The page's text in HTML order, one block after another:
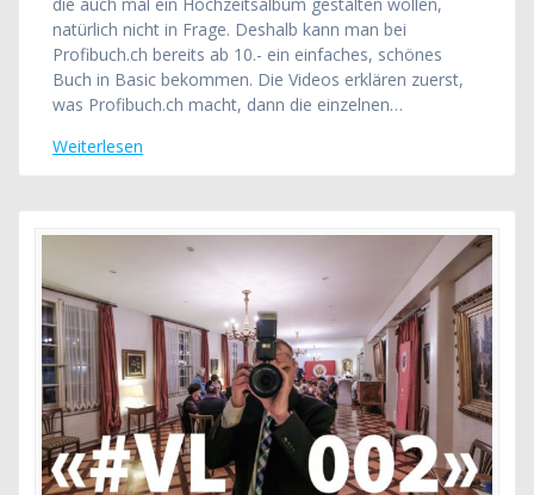
natürlich nicht in Frage. Deshalb kann man bei
Profibuch.ch bereits ab 10.- ein einfaches, schönes
Buch in Basic bekommen. Die Videos erklären zuerst,
was Profibuch.ch macht, dann die einzelnen…
Weiterlesen